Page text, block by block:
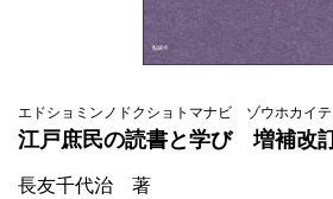
エドショミンノドクショトマナビ ゾウホカイテ
江戸庶民の読書と学び 増補改
長友千代治 著